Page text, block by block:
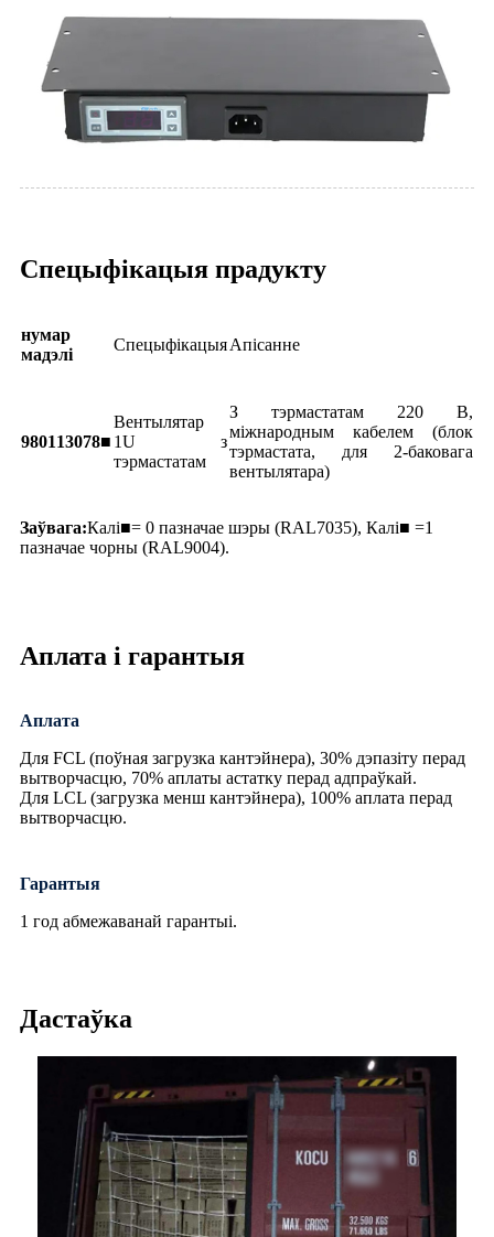
Спецыфікацыя прадукту
нумар
мадэлі
СпецыфікацыяАпісанне
980113078■
Вентылятар
1U з
тэрмастатам
З тэрмастатам 220 В,
міжнародным кабелем (блок
тэрмастата, для 2-баковага
вентылятара)
Заўвага:Калі■= 0 пазначае шэры (RAL7035), Калі■ =1
пазначае чорны (RAL9004).
Аплата і гарантыя
Аплата
Для FCL (поўная загрузка кантэйнера), 30% дэпазіту перад
вытворчасцю, 70% аплаты астатку перад адпраўкай.
Для LCL (загрузка менш кантэйнера), 100% аплата перад
вытворчасцю.
Гарантыя
1 год абмежаванай гарантыі.
Дастаўка